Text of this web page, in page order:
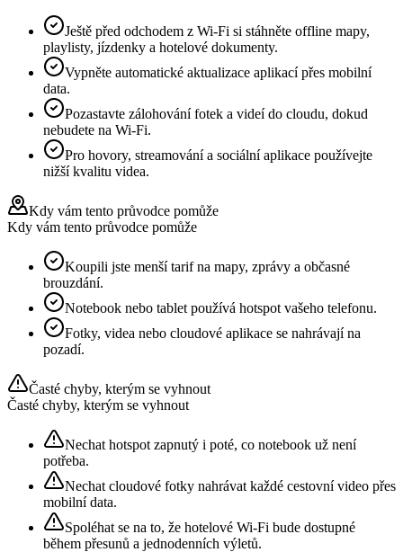
Ještě před odchodem z Wi‑Fi si stáhněte offline mapy,
playlisty, jízdenky a hotelové dokumenty.
Vypněte automatické aktualizace aplikací přes mobilní
data.
Pozastavte zálohování fotek a videí do cloudu, dokud
nebudete na Wi‑Fi.
Pro hovory, streamování a sociální aplikace používejte
nižší kvalitu videa.
Kdy vám tento průvodce pomůže
Kdy vám tento průvodce pomůže
Koupili jste menší tarif na mapy, zprávy a občasné
brouzdání.
Notebook nebo tablet používá hotspot vašeho telefonu.
Fotky, videa nebo cloudové aplikace se nahrávají na
pozadí.
Časté chyby, kterým se vyhnout
Časté chyby, kterým se vyhnout
Nechat hotspot zapnutý i poté, co notebook už není
potřeba.
Nechat cloudové fotky nahrávat každé cestovní video přes
mobilní data.
Spoléhat se na to, že hotelové Wi‑Fi bude dostupné
během přesunů a jednodenních výletů.